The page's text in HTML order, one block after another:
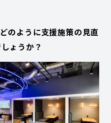
のように支援施策の見直
ょうか？